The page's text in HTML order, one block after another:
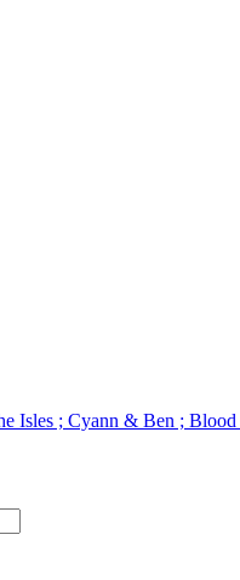
Isles ; Cyann & Ben ;